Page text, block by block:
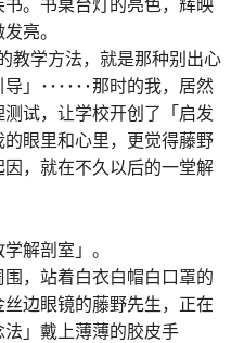
亮。
教学方法，就是那种别出心
」･･････那时的我，居然
试，让学校开创了「启发
眼里和心里，更觉得藤野
因，就在不久以后的一堂解
解剖室」。
，站着白衣白帽白口罩的
边眼镜的藤野先生，正在
」戴上薄薄的胶皮手